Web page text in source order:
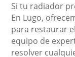
Si tu radiador
En Lugo,
para restaurar
equipo de
resolver